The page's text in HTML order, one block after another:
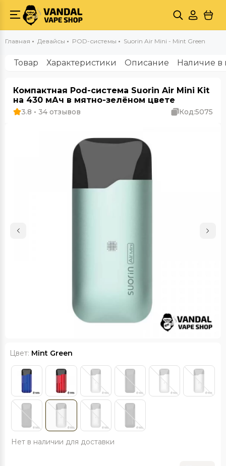
Главная Девайсы POD-системы Suorin Air Mini - Mint Green
Товар Характеристики Описание Наличие в
Компактная Pod-система Suorin Air Mini Kit
на 430 мАч в мятно-зелёном цвете
3.8 • 34 отзывов Код:5075
Цвет: Mint Green
Нет в наличии для доставки